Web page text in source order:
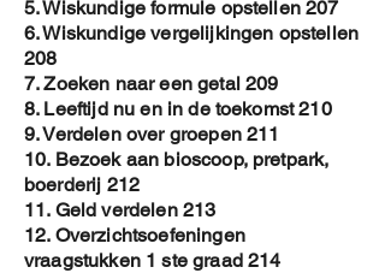
5. Wiskundige formule opstellen 207
6. Wiskundige vergelijkingen opstellen
208
7. Zoeken naar een getal 209
8. Leeftijd nu en in de toekomst 210
9. Verdelen over groepen 211
10. Bezoek aan bioscoop, pretpark,
boerderij 212
11. Geld verdelen 213
12. Overzichtsoefeningen
vraagstukken 1 ste graad 214